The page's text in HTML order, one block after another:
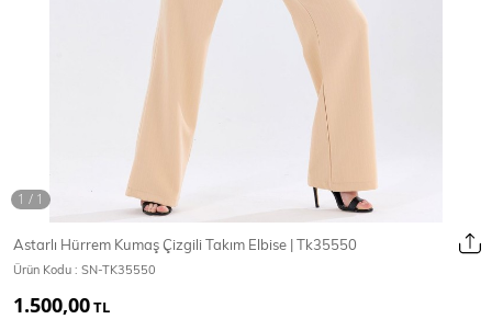
Mont & Kaban Yağmurluk
T-Shirt
Astarlı Hürrem Kumaş Çizgili Takım Elbise | Tk35550
Ürün Kodu : SN-TK35550
1.500,00TL